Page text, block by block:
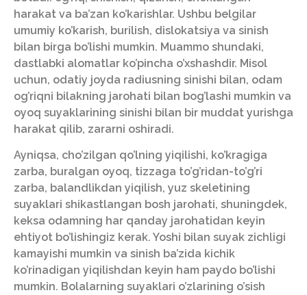
harakat va ba’zan ko’karishlar. Ushbu belgilar
umumiy ko’karish, burilish, dislokatsiya va sinish
bilan birga bo’lishi mumkin. Muammo shundaki,
dastlabki alomatlar ko’pincha o’xshashdir. Misol
uchun, odatiy joyda radiusning sinishi bilan, odam
og’riqni bilakning jarohati bilan bog’lashi mumkin va
oyoq suyaklarining sinishi bilan bir muddat yurishga
harakat qilib, zararni oshiradi.
Ayniqsa, cho’zilgan qo’lning yiqilishi, ko’kragiga
zarba, buralgan oyoq, tizzaga to’g’ridan-to’g’ri
zarba, balandlikdan yiqilish, yuz skeletining
suyaklari shikastlangan bosh jarohati, shuningdek,
keksa odamning har qanday jarohatidan keyin
ehtiyot bo’lishingiz kerak. Yoshi bilan suyak zichligi
kamayishi mumkin va sinish ba’zida kichik
ko’rinadigan yiqilishdan keyin ham paydo bo’lishi
mumkin. Bolalarning suyaklari o’zlarining o’sish